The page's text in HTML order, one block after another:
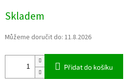
cena:
Skladem
Můžeme doručit do: 11.8.2026
Přidat do košíku